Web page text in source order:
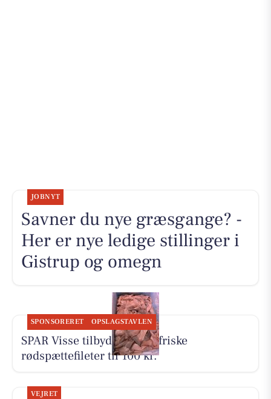
JOBNYT
Savner du nye græsgange? -
Her er nye ledige stillinger i
Gistrup og omegn
SPONSORERET OPSLAGSTAVLEN
SPAR Visse tilbyder 500 g friske
rødspættefileter til 100 kr.
VEJRET